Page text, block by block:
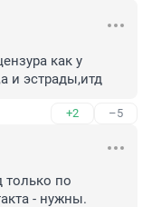
как у
и эстрады,итд
+2 –5
только по
- нужны.